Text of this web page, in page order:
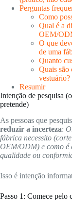
Perguntas
Como
Qual é a
OEM/
O que
de uma
Quanto
Quais são
vestuário?
Resumir
Intenção de pesquisa
pretende)
As pessoas que
reduzir a incerteza:
fábrica necessito
OEM/ODM) e como é
qualidade ou
Isso é intenção
Passo 1: Comece pelo